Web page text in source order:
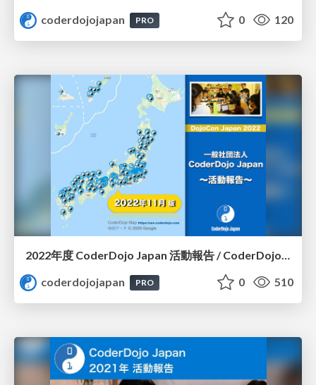
coderdojojapan
PRO 0 120
2022年度 CoderDojo Japan 活動報告 / CoderDojo Japan in 2022
coderdojojapan
PRO 0 510